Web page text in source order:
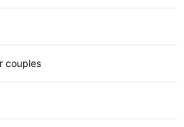
couples